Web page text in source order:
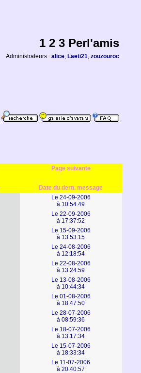
1 2 3 Perl'amis
Administrateurs : alice, Laeti21, zouzouroc
Page suivante
Date du dern. message
Le 24-09-2006
à 10:54:49
Le 22-09-2006
à 17:37:52
Le 15-09-2006
à 13:53:15
Le 24-08-2006
à 12:18:54
Le 22-08-2006
à 13:24:59
Le 13-08-2006
à 10:44:34
Le 01-08-2006
à 18:47:50
Le 28-07-2006
à 08:59:36
Le 18-07-2006
à 13:17:34
Le 15-07-2006
à 18:33:34
Le 11-07-2006
à 20:40:57